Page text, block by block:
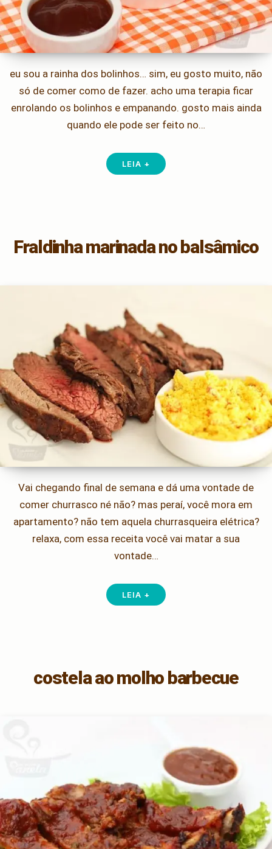
eu sou a rainha dos bolinhos… sim, eu gosto muito, não
só de comer como de fazer. acho uma terapia ficar
enrolando os bolinhos e empanando. gosto mais ainda
quando ele pode ser feito no…
LEIA +
Fraldinha marinada no balsâmico
Vai chegando final de semana e dá uma vontade de
comer churrasco né não? mas peraí, você mora em
apartamento? não tem aquela churrasqueira elétrica?
relaxa, com essa receita você vai matar a sua
vontade…
LEIA +
costela ao molho barbecue